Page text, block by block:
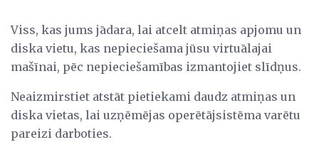
Viss, kas jums jādara, lai atcelt atmiņas apjomu un
diska vietu, kas nepieciešama jūsu virtuālajai
mašīnai, pēc nepieciešamības izmantojiet slīdņus.
Neaizmirstiet atstāt pietiekami daudz atmiņas un
diska vietas, lai uzņēmējas operētājsistēma varētu
pareizi darboties.